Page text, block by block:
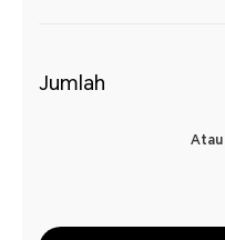
Jumlah
Atau